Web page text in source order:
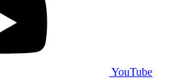
YouTube